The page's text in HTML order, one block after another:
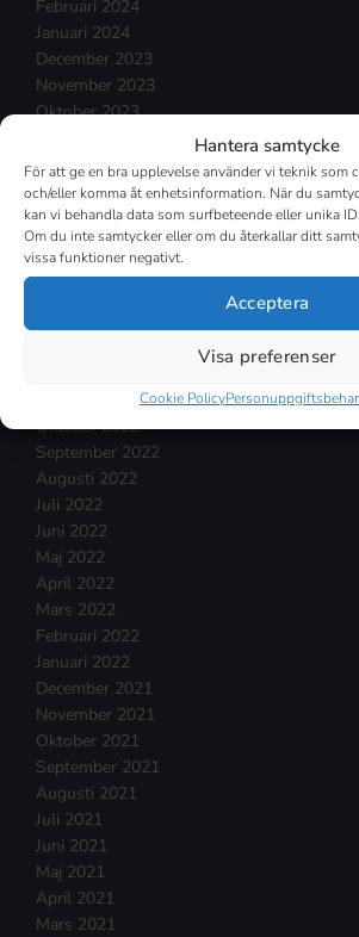
Hantera samtycke
För att ge en bra upplevelse använder vi teknik som
och/eller komma åt enhetsinformation. När du
kan vi behandla data som surfbeteende eller unika
Om du inte samtycker eller om du återkallar ditt
vissa funktioner negativt.
Acceptera
Visa preferenser
Cookie Policy
Februari 2024
Januari 2024
December 2023
November 2023
Oktober 2023
Augusti 2023
Juli 2023
Juni 2023
Maj 2023
April 2023
November 2022
Oktober 2022
September 2022
Augusti 2022
Juli 2022
Juni 2022
Maj 2022
April 2022
Mars 2022
Februari 2022
Januari 2022
December 2021
November 2021
Oktober 2021
September 2021
Augusti 2021
Juli 2021
Juni 2021
Maj 2021
April 2021
Mars 2021